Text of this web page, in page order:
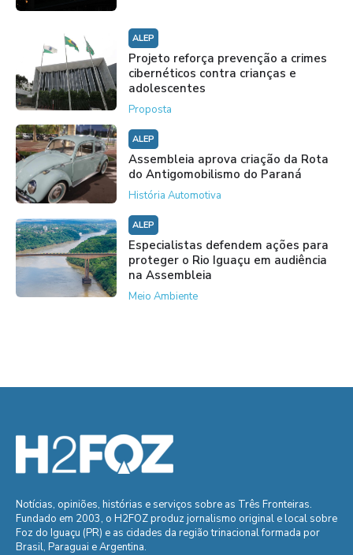
ALEP
Projeto reforça prevenção a crimes
cibernéticos contra crianças e
adolescentes
Proposta
ALEP
Assembleia aprova criação da Rota
do Antigomobilismo do Paraná
História Automotiva
ALEP
Especialistas defendem ações para
proteger o Rio Iguaçu em audiência
na Assembleia
Meio Ambiente
Notícias, opiniões, histórias e serviços sobre as Três Fronteiras.
Fundado em 2003, o H2FOZ produz jornalismo original e local sobre
Foz do Iguaçu (PR) e as cidades da região trinacional formada por
Brasil, Paraguai e Argentina.